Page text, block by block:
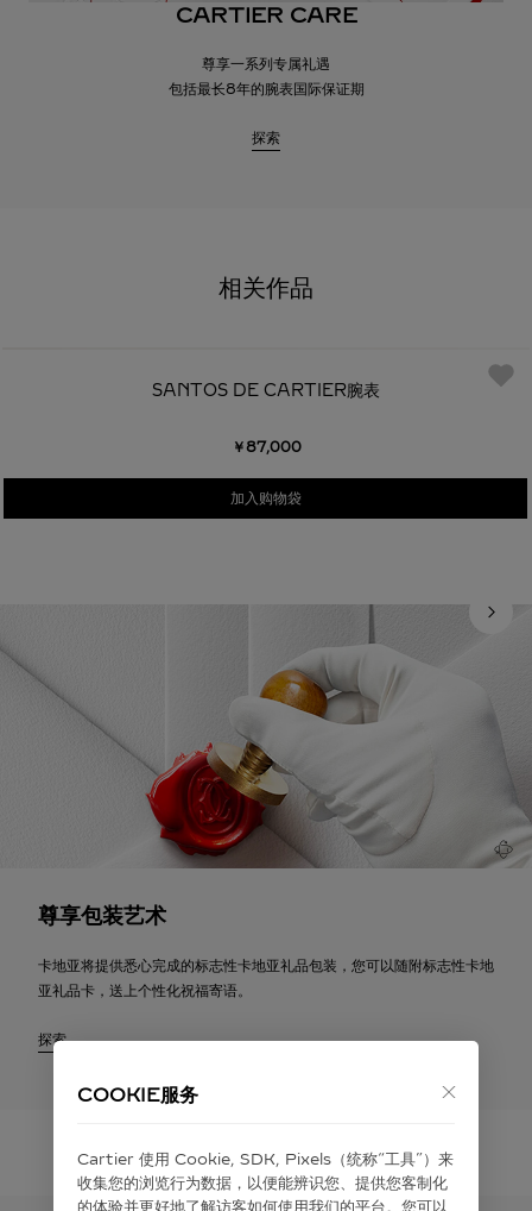
CARTIER CARE
尊享一系列专属礼遇
包括最长8年的腕表国际保证期
探索
相关作品
SANTOS DE CARTIER腕表
￥87,000
加入购物袋
尊享包装艺术
卡地亚将提供悉心完成的标志性卡地亚礼品包装，您可以随附标志性卡地
亚礼品卡，送上个性化祝福寄语。
探索
COOKIE服务
Cartier 使⽤ Cookie, SDK, Pixels（统称“⼯具”）来
收集您的浏览⾏为数据，以便能辨识您、提供您客制化
的体验并更好地了解访客如何使⽤我们的平台。您可以